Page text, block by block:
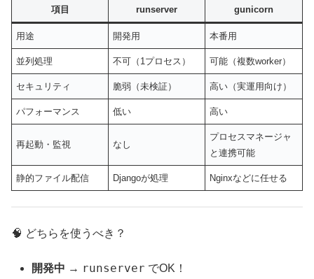
項目 runserver gunicorn
用途 開発用 本番用
並列処理 不可（1プロセス） 可能（複数worker）
セキュリティ 脆弱（未検証） 高い（実運用向け）
パフォーマンス 低い 高い
再起動・監視 なし
プロセスマネージャ
と連携可能
静的ファイル配信 Djangoが処理 Nginxなどに任せる
🧠 どちらを使うべき？
開発中 → runserver でOK！